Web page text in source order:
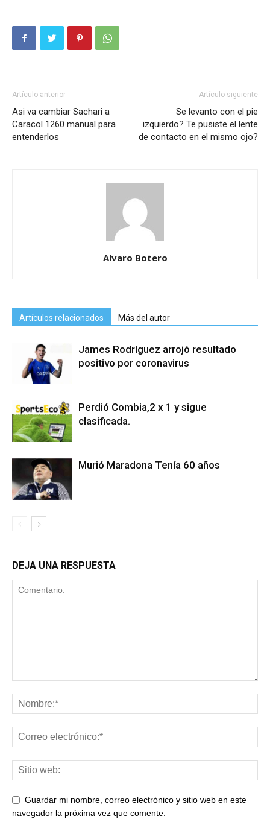
Artículo anterior
Asi va cambiar Sachari a
Caracol 1260 manual para
entenderlos
Artículo siguiente
Se levanto con el pie
izquierdo? Te pusiste el lente
de contacto en el mismo ojo?
Alvaro Botero
Artículos relacionados Más del autor
James Rodríguez arrojó resultado
positivo por coronavirus
Perdió Combia,2 x 1 y sigue
clasificada.
Murió Maradona Tenía 60 años
DEJA UNA RESPUESTA
Guardar mi nombre, correo electrónico y sitio web en este
navegador la próxima vez que comente.